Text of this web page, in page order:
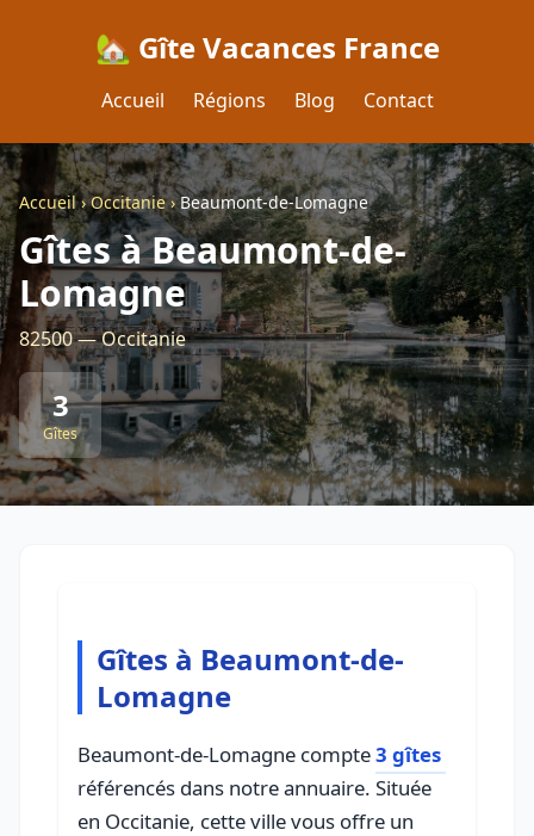
🏡 Gîte Vacances France
Accueil Régions Blog Contact
Accueil›Occitanie›Beaumont-de-Lomagne
Gîtes à Beaumont-de-
Lomagne
82500 — Occitanie
3
Gîtes
Gîtes à Beaumont-de-
Lomagne
Beaumont-de-Lomagne compte3 gîtes
référencés dans notre annuaire. Située
en Occitanie, cette ville vous offre un